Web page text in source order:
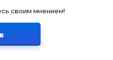
своим мнением!